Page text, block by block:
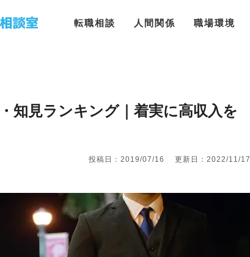
転職相談 人間関係 職場環境
知見ランキング｜着実に高収入を
投稿日：2019/07/16 更新日：2022/11/17